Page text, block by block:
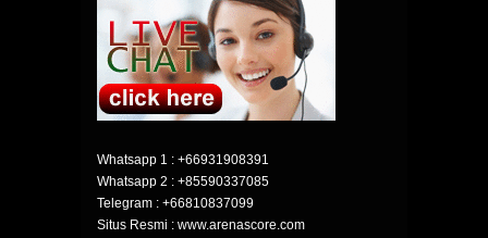
Whatsapp 1 : +66931908391
Whatsapp 2 : +85590337085
Telegram : +66810837099
Situs Resmi : www.arenascore.com